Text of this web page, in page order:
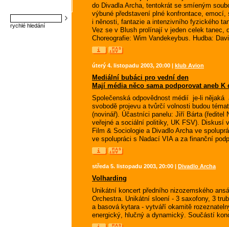
rychlé hledání
do Divadla Archa, tentokrát se smíeným
výbuné představení plné konfrontace,
i něnosti, fantazie a intenzivního fyzického
Vez se v Blush prolínají v jeden celek tanec,
Choreografie: Wim Vandekeybus. Hudba:
úterý 4. listopadu 2003, 20:00 | klub Avion
Mediální bubáci pro vední den
Mají média něco sama podporovat aneb
Společenská odpovědnost médií  je-li nějaká
svobodě projevu a tvůrčí volnosti budou
(novinář). Účastníci panelu: Jiří Bárta (ředitel
veřejné a sociální politiky, UK FSV). Diskusí
Film & Sociologie a Divadlo Archa ve
ve spolupráci s Nadací VIA a za finanční
středa 5. listopadu 2003, 20:00 | Divadlo Archa
Volharding
Unikátní koncert předního nizozemského
Orchestra. Unikátní sloení - 3 saxofony, 3
a basová kytara - vytváří okamitě
energický, hlučný a dynamický. Součástí